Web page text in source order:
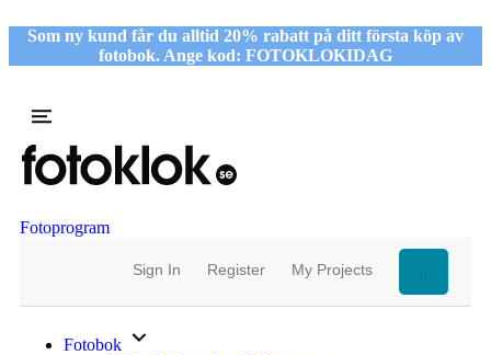
Som ny kund får du alltid 20% rabatt på ditt första köp av
fotobok. Ange kod: FOTOKLOKIDAG
Fotoprogram
Sign In Register My Projects
Fotobok